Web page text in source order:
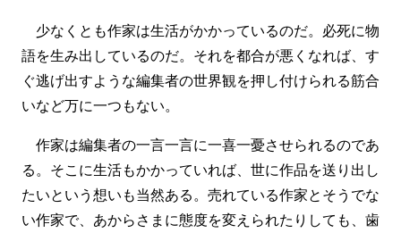
少なくとも作家は生活がかかっているのだ。必死に物
語を生み出しているのだ。それを都合が悪くなれば、す
ぐ逃げ出すような編集者の世界観を押し付けられる筋合
いなど万に一つもない。
作家は編集者の一言一言に一喜一憂させられるのであ
る。そこに生活もかかっていれば、世に作品を送り出し
たいという想いも当然ある。売れている作家とそうでな
い作家で、あからさまに態度を変えられたりしても、歯